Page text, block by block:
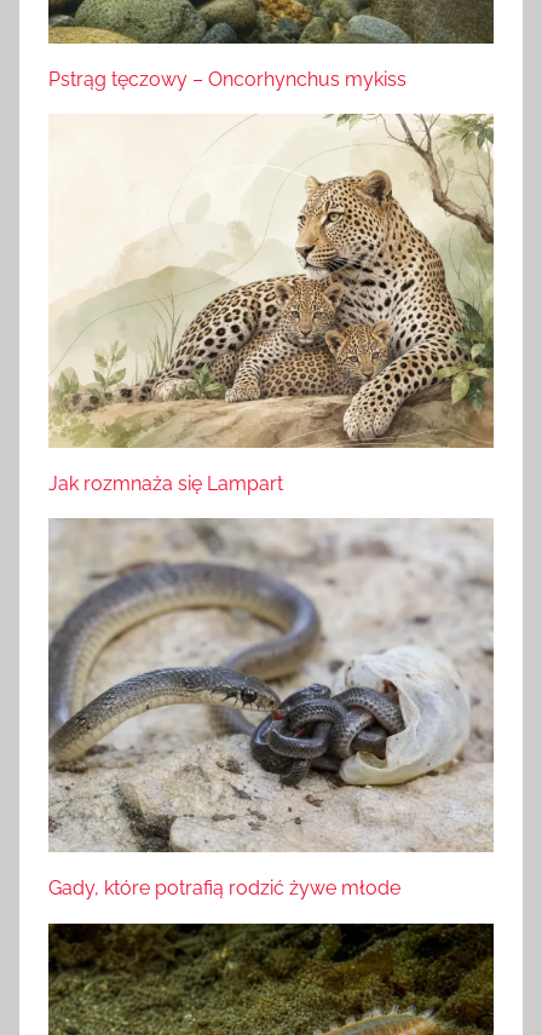
Pstrąg tęczowy – Oncorhynchus mykiss
Jak rozmnaża się Lampart
Gady, które potrafią rodzić żywe młode